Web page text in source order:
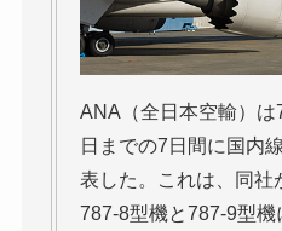
ANA（全日本空輸）
日までの7日間に国内
表した。これは、同社
787-8型機と787-9型